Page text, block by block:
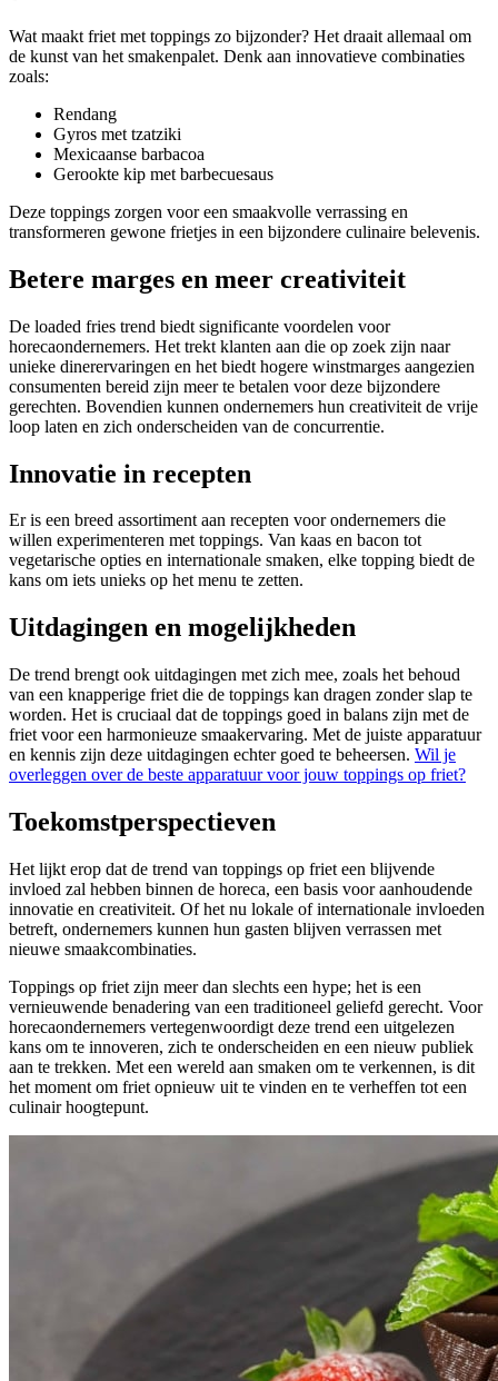
Wat maakt friet met toppings zo bijzonder? Het draait allemaal om
de kunst van het smakenpalet. Denk aan innovatieve combinaties
zoals:
Rendang
Gyros met tzatziki
Mexicaanse barbacoa
Gerookte kip met barbecuesaus
Deze toppings zorgen voor een smaakvolle verrassing en
transformeren gewone frietjes in een bijzondere culinaire belevenis.
Betere marges en meer creativiteit
De loaded fries trend biedt significante voordelen voor
horecaondernemers. Het trekt klanten aan die op zoek zijn naar
unieke dinerervaringen en het biedt hogere winstmarges aangezien
consumenten bereid zijn meer te betalen voor deze bijzondere
gerechten. Bovendien kunnen ondernemers hun creativiteit de vrije
loop laten en zich onderscheiden van de concurrentie.
Innovatie in recepten
Er is een breed assortiment aan recepten voor ondernemers die
willen experimenteren met toppings. Van kaas en bacon tot
vegetarische opties en internationale smaken, elke topping biedt de
kans om iets unieks op het menu te zetten.
Uitdagingen en mogelijkheden
De trend brengt ook uitdagingen met zich mee, zoals het behoud
van een knapperige friet die de toppings kan dragen zonder slap te
worden. Het is cruciaal dat de toppings goed in balans zijn met de
friet voor een harmonieuze smaakervaring. Met de juiste apparatuur
en kennis zijn deze uitdagingen echter goed te beheersen. Wil je
overleggen over de beste apparatuur voor jouw toppings op friet?
Toekomstperspectieven
Het lijkt erop dat de trend van toppings op friet een blijvende
invloed zal hebben binnen de horeca, een basis voor aanhoudende
innovatie en creativiteit. Of het nu lokale of internationale invloeden
betreft, ondernemers kunnen hun gasten blijven verrassen met
nieuwe smaakcombinaties.
Toppings op friet zijn meer dan slechts een hype; het is een
vernieuwende benadering van een traditioneel geliefd gerecht. Voor
horecaondernemers vertegenwoordigt deze trend een uitgelezen
kans om te innoveren, zich te onderscheiden en een nieuw publiek
aan te trekken. Met een wereld aan smaken om te verkennen, is dit
het moment om friet opnieuw uit te vinden en te verheffen tot een
culinair hoogtepunt.